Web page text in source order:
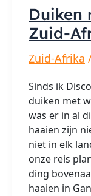
Duiken
Zuid-
Zuid-Afrika
Sinds ik
duiken met
was er in al
haaien zijn
niet in elk
onze reis
ding
haaien in